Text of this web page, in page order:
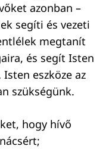
azonban –
segíti és vezeti
megtanít
és segít Isten
eszköze az
szükségünk.
hogy hívő